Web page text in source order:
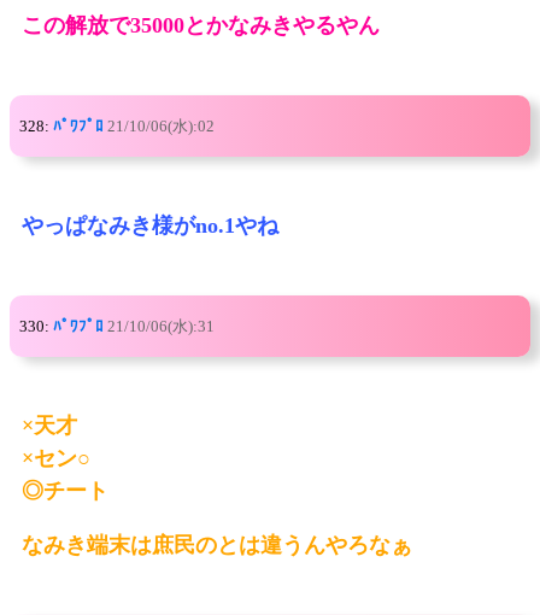
この解放で35000とかなみきやるやん
328: ﾊﾟﾜﾌﾟﾛ 21/10/06(水):02
やっぱなみき様がno.1やね
330: ﾊﾟﾜﾌﾟﾛ 21/10/06(水):31
×天才
×セン○
◎チート
なみき端末は庶民のとは違うんやろなぁ